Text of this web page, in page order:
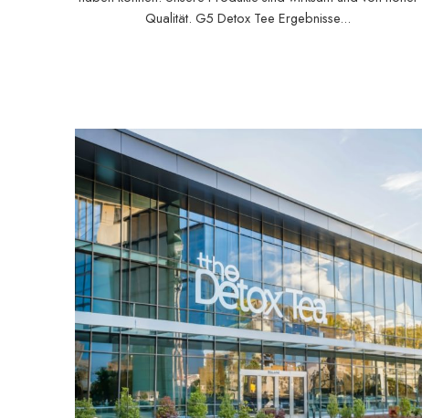
Qualität. G5 Detox Tee Ergebnisse...